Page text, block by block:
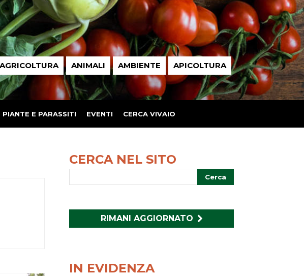
AGRICOLTURA ANIMALI AMBIENTE APICOLTURA
PIANTE E PARASSITI EVENTI CERCA VIVAIO
CERCA NEL SITO
RIMANI AGGIORNATO
IN EVIDENZA